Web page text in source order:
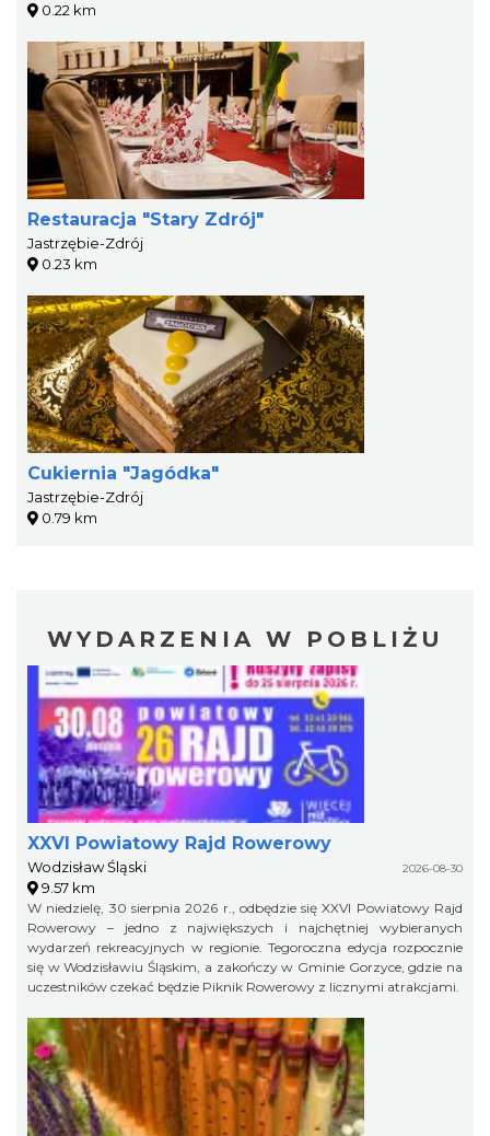
0.22 km
Restauracja "Stary Zdrój"
Jastrzębie-Zdrój
0.23 km
Cukiernia "Jagódka"
Jastrzębie-Zdrój
0.79 km
WYDARZENIA W POBLIŻU
XXVI Powiatowy Rajd Rowerowy
Wodzisław Śląski 2026-08-30
9.57 km
W niedzielę, 30 sierpnia 2026 r., odbędzie się XXVI Powiatowy Rajd
Rowerowy – jedno z największych i najchętniej wybieranych
wydarzeń rekreacyjnych w regionie. Tegoroczna edycja rozpocznie
się w Wodzisławiu Śląskim, a zakończy w Gminie Gorzyce, gdzie na
uczestników czekać będzie Piknik Rowerowy z licznymi atrakcjami.